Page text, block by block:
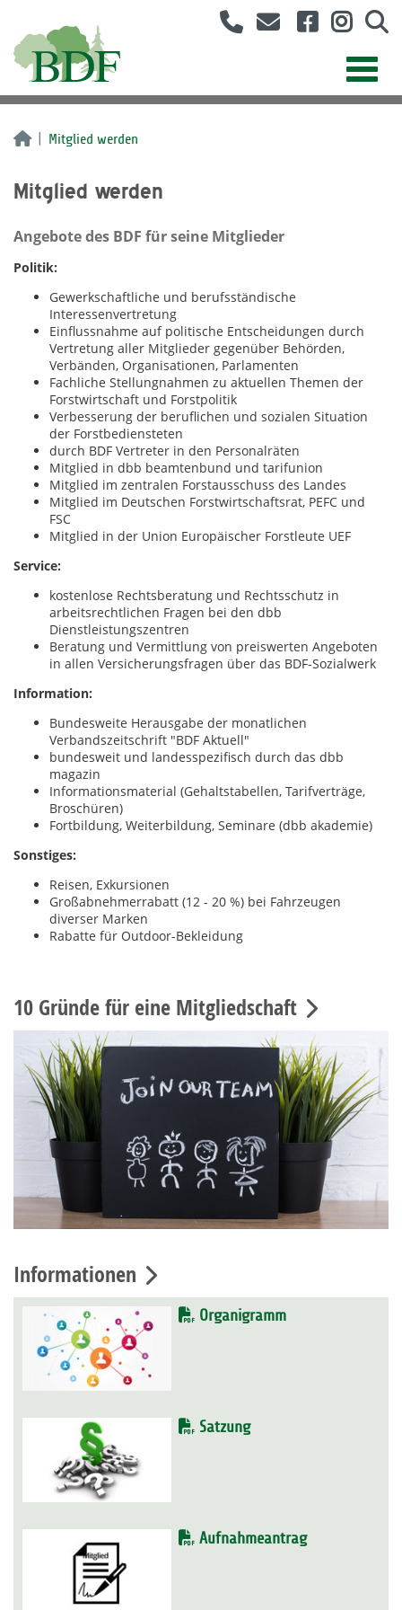
Mitglied werden
Mitglied werden
Angebote des BDF für seine Mitglieder
Politik:
Gewerkschaftliche und berufsständische
Interessenvertretung
Einflussnahme auf politische Entscheidungen durch
Vertretung aller Mitglieder gegenüber Behörden,
Verbänden, Organisationen, Parlamenten
Fachliche Stellungnahmen zu aktuellen Themen der
Forstwirtschaft und Forstpolitik
Verbesserung der beruflichen und sozialen Situation
der Forstbediensteten
durch BDF Vertreter in den Personalräten
Mitglied in dbb beamtenbund und tarifunion
Mitglied im zentralen Forstausschuss des Landes
Mitglied im Deutschen Forstwirtschaftsrat, PEFC und
FSC
Mitglied in der Union Europäischer Forstleute UEF
Service:
kostenlose Rechtsberatung und Rechtsschutz in
arbeitsrechtlichen Fragen bei den dbb
Dienstleistungszentren
Beratung und Vermittlung von preiswerten Angeboten
in allen Versicherungsfragen über das BDF-Sozialwerk
Information:
Bundesweite Herausgabe der monatlichen
Verbandszeitschrift "BDF Aktuell"
bundesweit und landesspezifisch durch das dbb
magazin
Informationsmaterial (Gehaltstabellen, Tarifverträge,
Broschüren)
Fortbildung, Weiterbildung, Seminare (dbb akademie)
Sonstiges:
Reisen, Exkursionen
Großabnehmerrabatt (12 - 20 %) bei Fahrzeugen
diverser Marken
Rabatte für Outdoor-Bekleidung
10 Gründe für eine Mitgliedschaft
Informationen
Organigramm
Satzung
Aufnahmeantrag